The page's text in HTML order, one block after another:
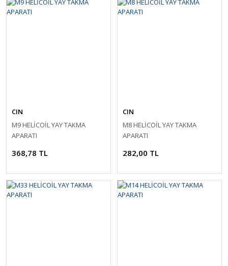
CIN
M9 HELİCOİL YAY TAKMA
APARATI
368,78 TL
CIN
M8 HELİCOİL YAY TAKMA
APARATI
282,00 TL